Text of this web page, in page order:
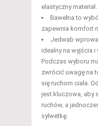
elastyczny materiał.
Bawełna to
zapewnia komfort
Jedwab
idealny na wyjścia i
Podczas wyboru
zwrócić uwagę na
się ruchom ciała.
jest kluczowa, aby
ruchów, a
sylwetkę.